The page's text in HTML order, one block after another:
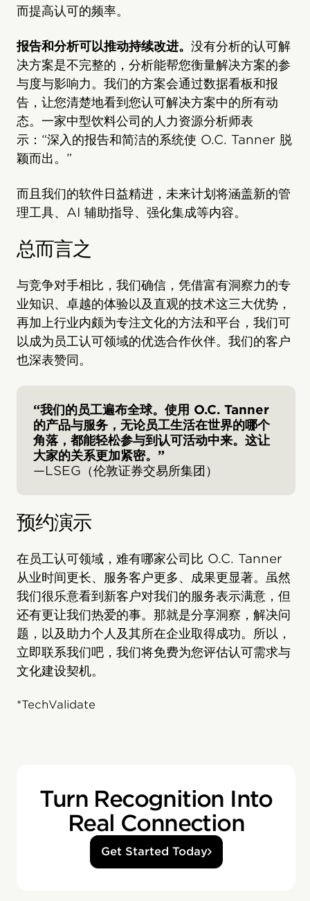
而提高认可的频率。
报告和分析可以推动持续改进。 没有分析的认可解
决方案是不完整的，分析能帮您衡量解决方案的参
与度与影响力。我们的方案会通过数据看板和报
告，让您清楚地看到您认可解决方案中的所有动
态。一家中型饮料公司的人力资源分析师表
示：“深入的报告和简洁的系统使 O.C. Tanner 脱
颖而出。”
而且我们的软件日益精进，未来计划将涵盖新的管
理工具、AI 辅助指导、强化集成等内容。
总而言之
与竞争对手相比，我们确信，凭借富有洞察力的专
业知识、卓越的体验以及直观的技术这三大优势，
再加上行业内颇为专注文化的方法和平台，我们可
以成为员工认可领域的优选合作伙伴。我们的客户
也深表赞同。
“我们的员工遍布全球。使用 O.C. Tanner
的产品与服务，无论员工生活在世界的哪个
角落，都能轻松参与到认可活动中来。这让
大家的关系更加紧密。”
—LSEG（伦敦证券交易所集团）
预约演示
在员工认可领域，难有哪家公司比 O.C. Tanner
从业时间更长、服务客户更多、成果更显著。虽然
我们很乐意看到新客户对我们的服务表示满意，但
还有更让我们热爱的事。那就是分享洞察，解决问
题，以及助力个人及其所在企业取得成功。所以，
立即联系我们吧，我们将免费为您评估认可需求与
文化建设契机。
*TechValidate
Turn Recognition Into
Real Connection
Get Started Today